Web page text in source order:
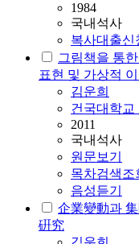
1984
국내석사
복사대출신
그림책을 통
표현 및 가상적
김운희
건국대학교
2011
국내석사
원문보기
목차검색조
음성듣기
企業變動과
硏究